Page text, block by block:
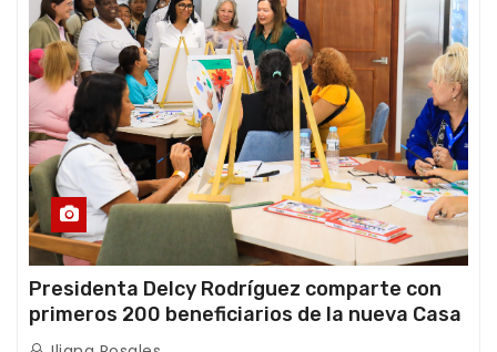
Presidenta Delcy Rodríguez comparte con
primeros 200 beneficiarios de la nueva Casa
de los Abuelos “La Primavera” en Caracas